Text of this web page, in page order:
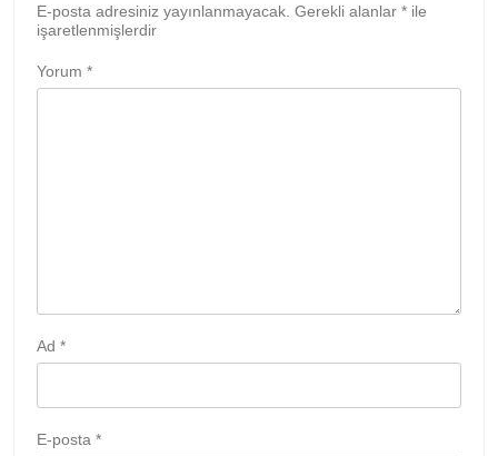
E-posta adresiniz yayınlanmayacak. Gerekli alanlar * ile
işaretlenmişlerdir
Yorum *
Ad *
E-posta *